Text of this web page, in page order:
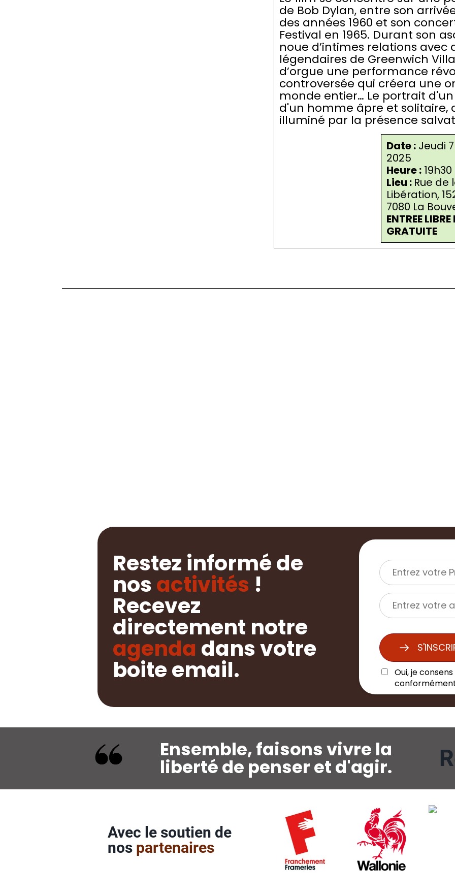
de Bob Dylan, entre son
des années 1960 et son
Festival en 1965. Durant son
noue d’intimes relations avec
légendaires de Greenwich
d’orgue une performance
controversée qui créera une
monde entier… Le portrait
d'un homme âpre et solitaire,
illuminé par la présence
Date :Jeudi
2025
Heure :19h30
Lieu : Rue de
Libération,
7080 La
ENTREE LIBRE
GRATUITE
Restez informé de
nosactivités !
Recevez
directement notre
agenda dans votre
boite email.
Oui, je
conformément
Ensemble, faisons vivre la
liberté de penser et d'agir.
Avec le soutien de
nos partenaires